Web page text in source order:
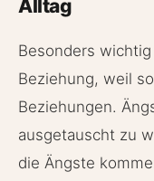
Alltag
Besonders
Beziehung, weil
Beziehungen.
ausgetauscht zu
die Ängste